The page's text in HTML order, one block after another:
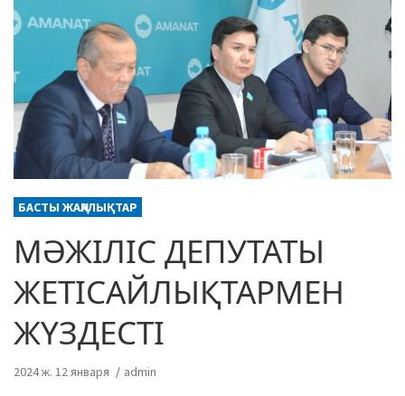
БАСТЫ ЖАҢАЛЫҚТАР
МӘЖІЛІС ДЕПУТАТЫ
ЖЕТІСАЙЛЫҚТАРМЕН
ЖҮЗДЕСТІ
2024 ж. 12 января admin